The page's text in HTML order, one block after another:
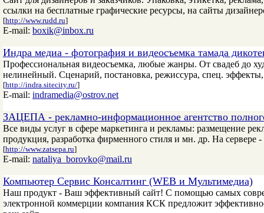
ссылки на бесплатные графические ресурсы, на сайты
[http://www.rudd.ru]
E-mail: boxik@inbox.ru
Индра медиа - фотография и видеосъемка тамада
Профессиональная видеосъемка, любые жанры. От свадеб до
нелинейный. Сценарий, постановка, режиссура, спец.
[http://indra.sitecity.ru/]
E-mail: indramedia@ostrov.net
ЗАЦЕПА - рекламно-информационное агентство
Все виды услуг в сфере маркетинга и рекламы: размещение
продукция, разработка фирменного стиля и мн. др. На сервере
[http://www.zatsepa.ru]
E-mail: nataliya_borovko@mail.ru
Компьютер Сервис Консалтинг (WEB и Мультимедиа)
Наш продукт - Ваш эффективный сайт! C помощью самых
электронной коммерции компания КСК предложит